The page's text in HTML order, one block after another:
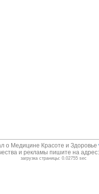
о Медицине Красоте и Здоровье
и рекламы пишите на
загрузка страницы: 0.02755 sec